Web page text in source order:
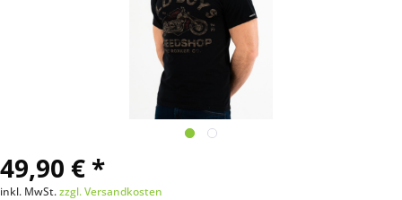
49,90 € *
inkl. MwSt.zzgl. Versandkosten